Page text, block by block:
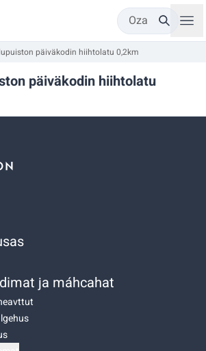
Oza
päiväkodin hiihtolatu 0,2km
päiväkodin hiihtolatu
ja máhcahat